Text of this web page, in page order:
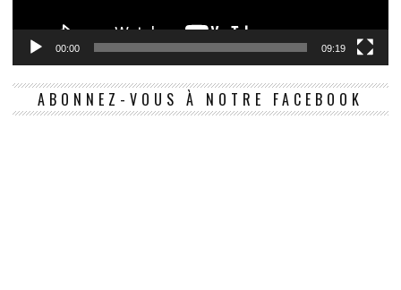
00:00 09:19
ABONNEZ-VOUS À NOTRE FACEBOOK